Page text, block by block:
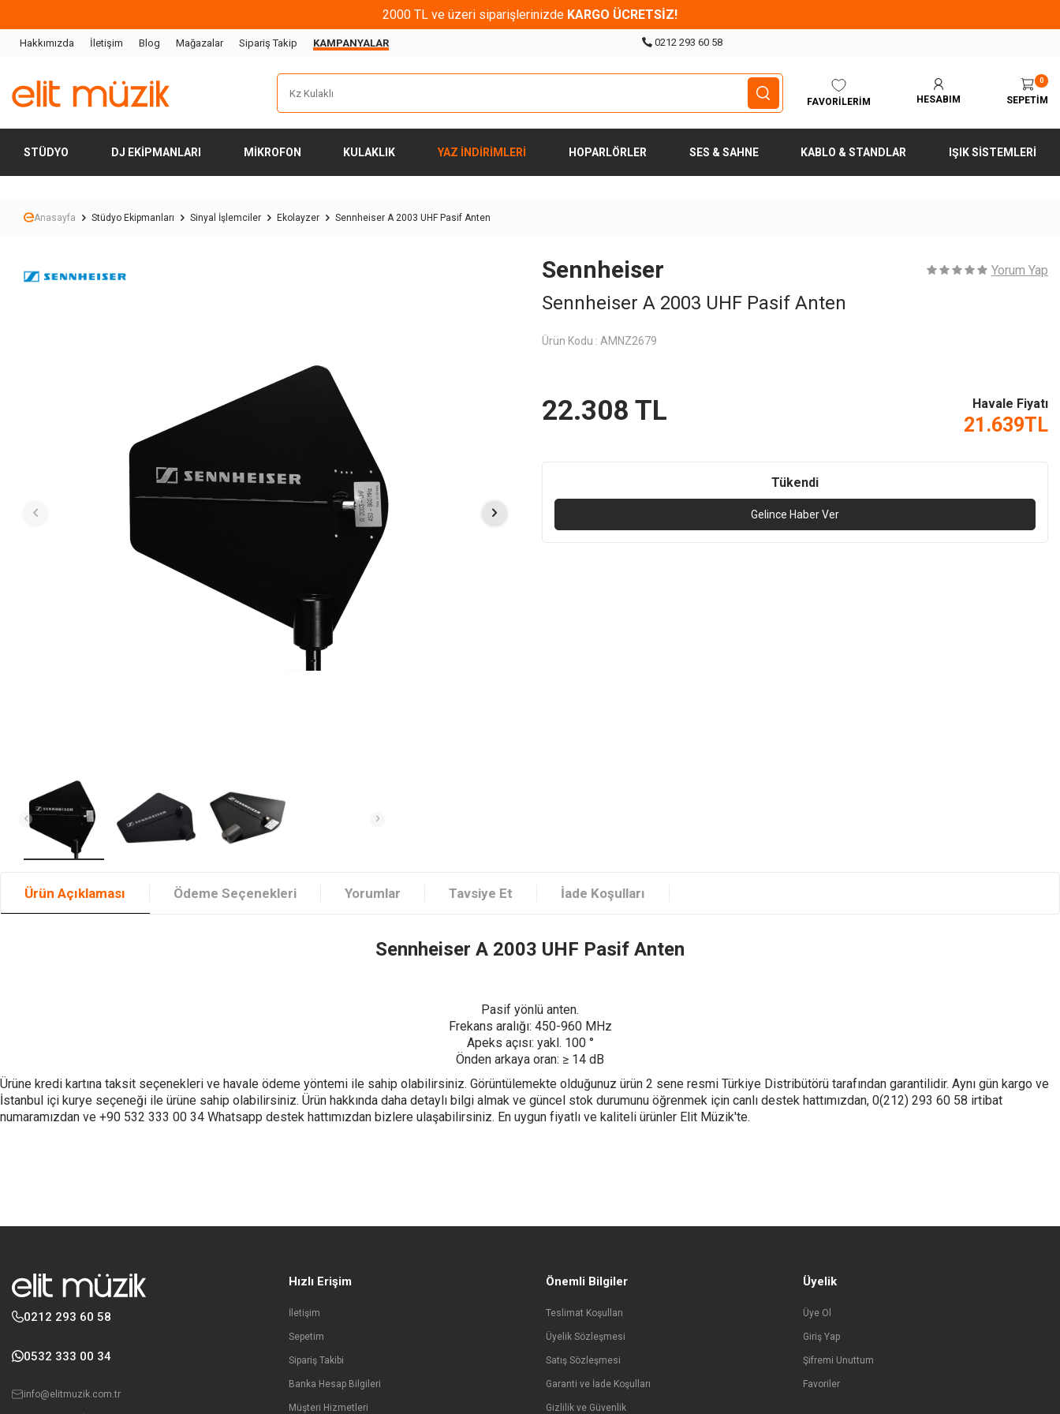
2000 TL ve üzeri siparişlerinizde KARGO ÜCRETSİZ!
Hakkımızda İletişim Blog Mağazalar Sipariş Takip KAMPANYALAR 0212 293 60 58
FAVORILERIM HESABIM
0
SEPETIM
STÜDYO DJ EKIPMANLARI MIKROFON KULAKLIK YAZ İNDİRİMLERİ HOPARLÖRLER SES & SAHNE KABLO & STANDLAR IŞIK SISTEMLERI
Anasayfa Stüdyo Ekipmanları Sinyal İşlemciler Ekolayzer Sennheiser A 2003 UHF Pasif Anten
Sennheiser Yorum Yap
Sennheiser A 2003 UHF Pasif Anten
Ürün Kodu : AMNZ2679
22.308 TL Havale Fiyatı
21.639TL
Tükendi
Gelince Haber Ver
Ürün Açıklaması Ödeme Seçenekleri Yorumlar Tavsiye Et İade Koşulları
Sennheiser A 2003 UHF Pasif Anten
Pasif yönlü anten.
Frekans aralığı: 450-960 MHz
Apeks açısı: yakl. 100 °
Önden arkaya oran: ≥ 14 dB
Ürüne kredi kartına taksit seçenekleri ve havale ödeme yöntemi ile sahip olabilirsiniz. Görüntülemekte olduğunuz ürün 2 sene resmi Türkiye Distribütörü tarafından garantilidir. Aynı gün kargo ve
İstanbul içi kurye seçeneği ile ürüne sahip olabilirsiniz. Ürün hakkında daha detaylı bilgi almak ve güncel stok durumunu öğrenmek için canlı destek hattımızdan, 0(212) 293 60 58 irtibat
numaramızdan ve +90 532 333 00 34 Whatsapp destek hattımızdan bizlere ulaşabilirsiniz. En uygun fiyatlı ve kaliteli ürünler Elit Müzik'te.
Hızlı Erişim
İletişim
Sepetim
Sipariş Takibi
Banka Hesap Bilgileri
Müşteri Hizmetleri
Önemli Bilgiler
Teslimat Koşulları
Üyelik Sözleşmesi
Satış Sözleşmesi
Garanti ve İade Koşulları
Gizlilik ve Güvenlik
Üyelik
Üye Ol
Giriş Yap
Şifremi Unuttum
Favoriler
0212 293 60 58
0532 333 00 34
info@elitmuzik.com.tr